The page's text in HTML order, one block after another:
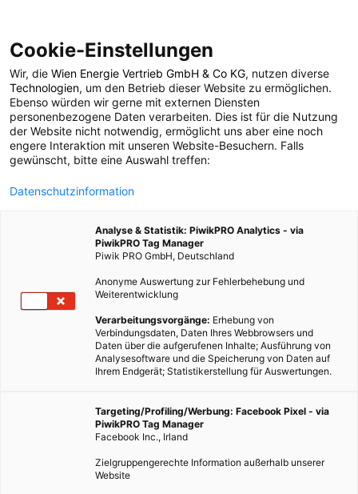
POSTS BY TAG
Yangwang
1 BEITRAG
Cookie-Einstellungen
Wir, die Wien Energie Vertrieb GmbH & Co KG, nutzen diverse
Technologien, um den Betrieb dieser Website zu ermöglichen.
Ebenso würden wir gerne mit externen Diensten
personenbezogene Daten verarbeiten. Dies ist für die Nutzung
der Website nicht notwendig, ermöglicht uns aber eine noch
engere Interaktion mit unseren Website-Besuchern. Falls
gewünscht, bitte eine Auswahl treffen:
Datenschutzinformation
Analyse & Statistik: PiwikPRO Analytics - via
PiwikPRO Tag Manager
Piwik PRO GmbH, Deutschland
Anonyme Auswertung zur Fehlerbehebung und
Weiterentwicklung
Verarbeitungsvorgänge: Erhebung von
Verbindungsdaten, Daten Ihres Webbrowsers und
Daten über die aufgerufenen Inhalte; Ausführung von
Analysesoftware und die Speicherung von Daten auf
Ihrem Endgerät; Statistikerstellung für Auswertungen.
Targeting/Profiling/Werbung: Facebook Pixel - via
PiwikPRO Tag Manager
Facebook Inc., Irland
Zielgruppengerechte Information außerhalb unserer
Website